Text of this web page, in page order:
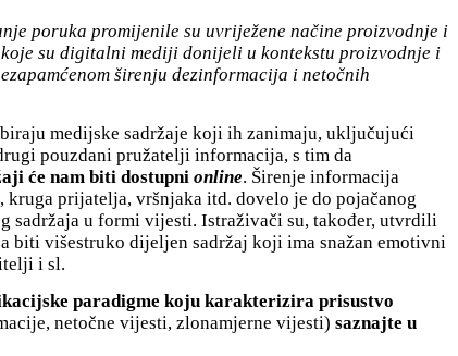
poruka promijenile su uvriježene načine proizvodnje i
su digitalni mediji donijeli u kontekstu proizvodnje i
širenju dezinformacija i netočnih
medijske sadržaje koji ih zanimaju, uključujući
pouzdani pružatelji informacija, s tim da
će nam biti dostupni online. Širenje informacija
prijatelja, vršnjaka itd. dovelo je do pojačanog
sadržaja u formi vijesti. Istraživači su, također, utvrdili
biti višestruko dijeljen sadržaj koji ima snažan emotivni
i sl.
paradigme koju karakterizira prisustvo
netočne vijesti, zlonamjerne vijesti) saznajte u